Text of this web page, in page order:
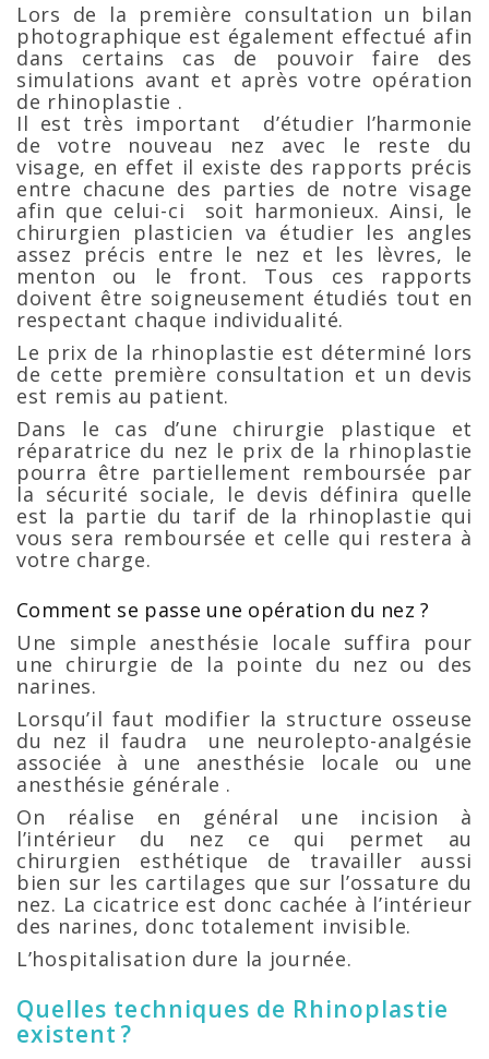
Lors de la première consultation un bilan
photographique est également effectué afin
dans certains cas de pouvoir faire des
simulations avant et après votre opération
de rhinoplastie .
Il est très important d’étudier l’harmonie
de votre nouveau nez avec le reste du
visage, en effet il existe des rapports précis
entre chacune des parties de notre visage
afin que celui-ci soit harmonieux. Ainsi, le
chirurgien plasticien va étudier les angles
assez précis entre le nez et les lèvres, le
menton ou le front. Tous ces rapports
doivent être soigneusement étudiés tout en
respectant chaque individualité.
Le prix de la rhinoplastie est déterminé lors
de cette première consultation et un devis
est remis au patient.
Dans le cas d’une chirurgie plastique et
réparatrice du nez le prix de la rhinoplastie
pourra être partiellement remboursée par
la sécurité sociale, le devis définira quelle
est la partie du tarif de la rhinoplastie qui
vous sera remboursée et celle qui restera à
votre charge.
Comment se passe une opération du nez ?
Une simple anesthésie locale suffira pour
une chirurgie de la pointe du nez ou des
narines.
Lorsqu’il faut modifier la structure osseuse
du nez il faudra une neurolepto-analgésie
associée à une anesthésie locale ou une
anesthésie générale .
On réalise en général une incision à
l’intérieur du nez ce qui permet au
chirurgien esthétique de travailler aussi
bien sur les cartilages que sur l’ossature du
nez. La cicatrice est donc cachée à l’intérieur
des narines, donc totalement invisible.
L’hospitalisation dure la journée.
Quelles techniques de Rhinoplastie
existent ?